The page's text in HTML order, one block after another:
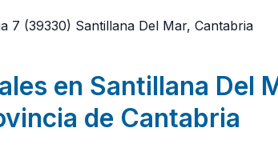
7 (39330) Santillana Del Mar, Cantabria
en Santillana Del
de Cantabria